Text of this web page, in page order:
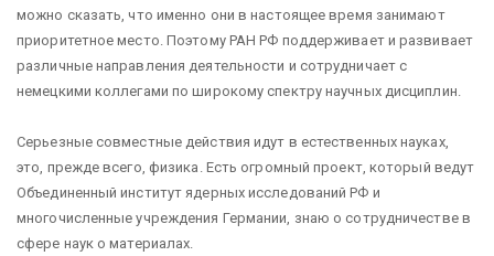
можно сказать, что именно они в настоящее время занимают
приоритетное место. Поэтому РАН РФ поддерживает и развивает
различные направления деятельности и сотрудничает с
немецкими коллегами по широкому спектру научных дисциплин.
Серьезные совместные действия идут в естественных науках,
это, прежде всего, физика. Есть огромный проект, который ведут
Объединенный институт ядерных исследований РФ и
многочисленные учреждения Германии, знаю о сотрудничестве в
сфере наук о материалах.